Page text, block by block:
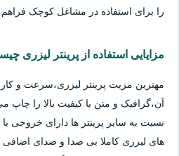
را برای استفاده در مشاغل کوچک
مزایایی استفاده از پرینتر لیزری
مهترین مزیت پرینتر لیزری،سرعت و
آن،گرافیک و متن با کیفیت بالا را چاپ
نسبت به سایر پرینتر ها دارای خروجی با
های لیزری کاملا بی صدا و صدای اضافی